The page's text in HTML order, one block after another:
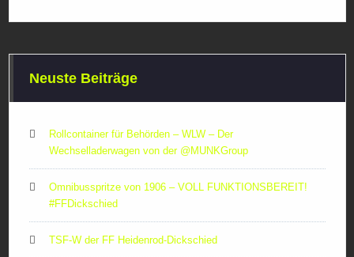
Neuste Beiträge
Rollcontainer für Behörden – WLW – Der
Wechselladerwagen von der ‪@MUNKGroup‬
Omnibusspritze von 1906 – VOLL FUNKTIONSBEREIT!
#FFDickschied
TSF-W der FF Heidenrod-Dickschied